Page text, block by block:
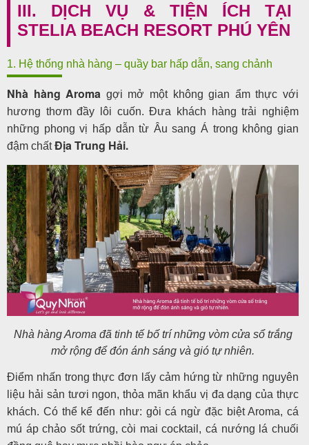
III. DỊCH VỤ & TIỆN ÍCH TẠI
STELIA BEACH RESORT PHÚ YÊN
1. Hệ thống nhà hàng – quầy bar hấp dẫn, sang chảnh
Nhà hàng Aroma gợi mở một không gian ẩm thực với
hương thơm đầy lôi cuốn. Đưa khách hàng trải nghiệm
những phong vị hấp dẫn từ Âu sang Á trong không gian
đậm chấtĐịa Trung Hải.
Nhà hàng Aroma đã tinh tế bố trí những vòm cửa sổ trắng
mở rộng để đón ánh sáng và gió tự nhiên.
Điểm nhấn trong thực đơn lấy cảm hứng từ những nguyên
liệu hải sản tươi ngon, thỏa mãn khẩu vị đa dạng của thực
khách. Có thể kể đến như: gỏi cá ngừ đặc biệt Aroma, cá
mú áp chảo sốt trứng, còi mai cocktail, cá nướng lá chuối